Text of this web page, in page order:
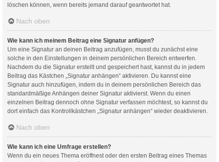
löschen können, wenn bereits jemand darauf geantwortet hat.
Nach oben
Wie kann ich meinem Beitrag eine Signatur anfügen?
Um eine Signatur an deinen Beitrag anzufügen, musst du zunächst eine
solche in den Einstellungen in deinem persönlichen Bereich entwerfen.
Nachdem du die Signatur erstellt und gespeichert hast, kannst du in jedem
Beitrag das Kästchen „Signatur anhängen“ aktivieren. Du kannst eine
Signatur auch hinzufügen, indem du in deinem persönlichen Bereich das
standardmäßige Anhängen deiner Signatur aktivierst. Wenn du einen
einzelnen Beitrag dennoch ohne Signatur verfassen möchtest, so kannst du
dort einfach das Kontrollkästchen „Signatur anhängen“ wieder deaktivieren.
Nach oben
Wie kann ich eine Umfrage erstellen?
Wenn du ein neues Thema eröffnest oder den ersten Beitrag eines Themas